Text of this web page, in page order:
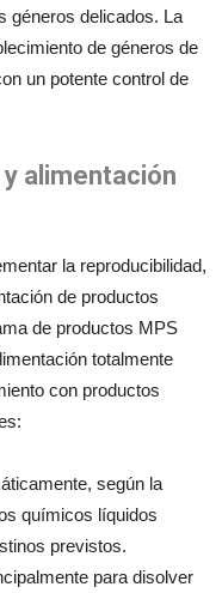
géneros delicados. La
de géneros de
un potente control de
alimentación
la reproducibilidad,
de productos
de productos MPS
totalmente
con productos
según la
químicos líquidos
previstos.
para disolver